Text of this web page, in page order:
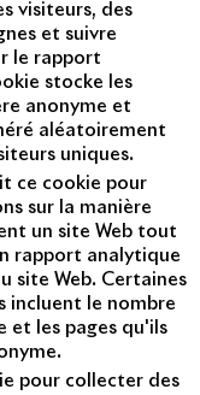
visiteurs, des
et suivre
le rapport
stocke les
anonyme et
aléatoirement
uniques.
ce cookie pour
sur la manière
un site Web tout
rapport analytique
site Web. Certaines
incluent le nombre
et les pages qu'ils
pour collecter des